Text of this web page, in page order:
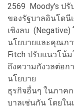
2569 Moody's ป
ของรัฐบาลอินโดนี
เชิงลบ
นโยบายและคุณภ
Fitch ปรับแนวโน้
ถึงความกังวลต่อก
นโยบาย
ธุรกิจอื่นๆ ในภาค
บาลเช่นกัน โดยใ